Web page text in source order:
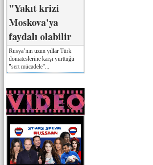
"Yakıt krizi
Moskova'ya
faydalı olabilir
Rusya’nın uzun yıllar Türk
domateslerine karşı yürttüğü
"sert mücadele"...